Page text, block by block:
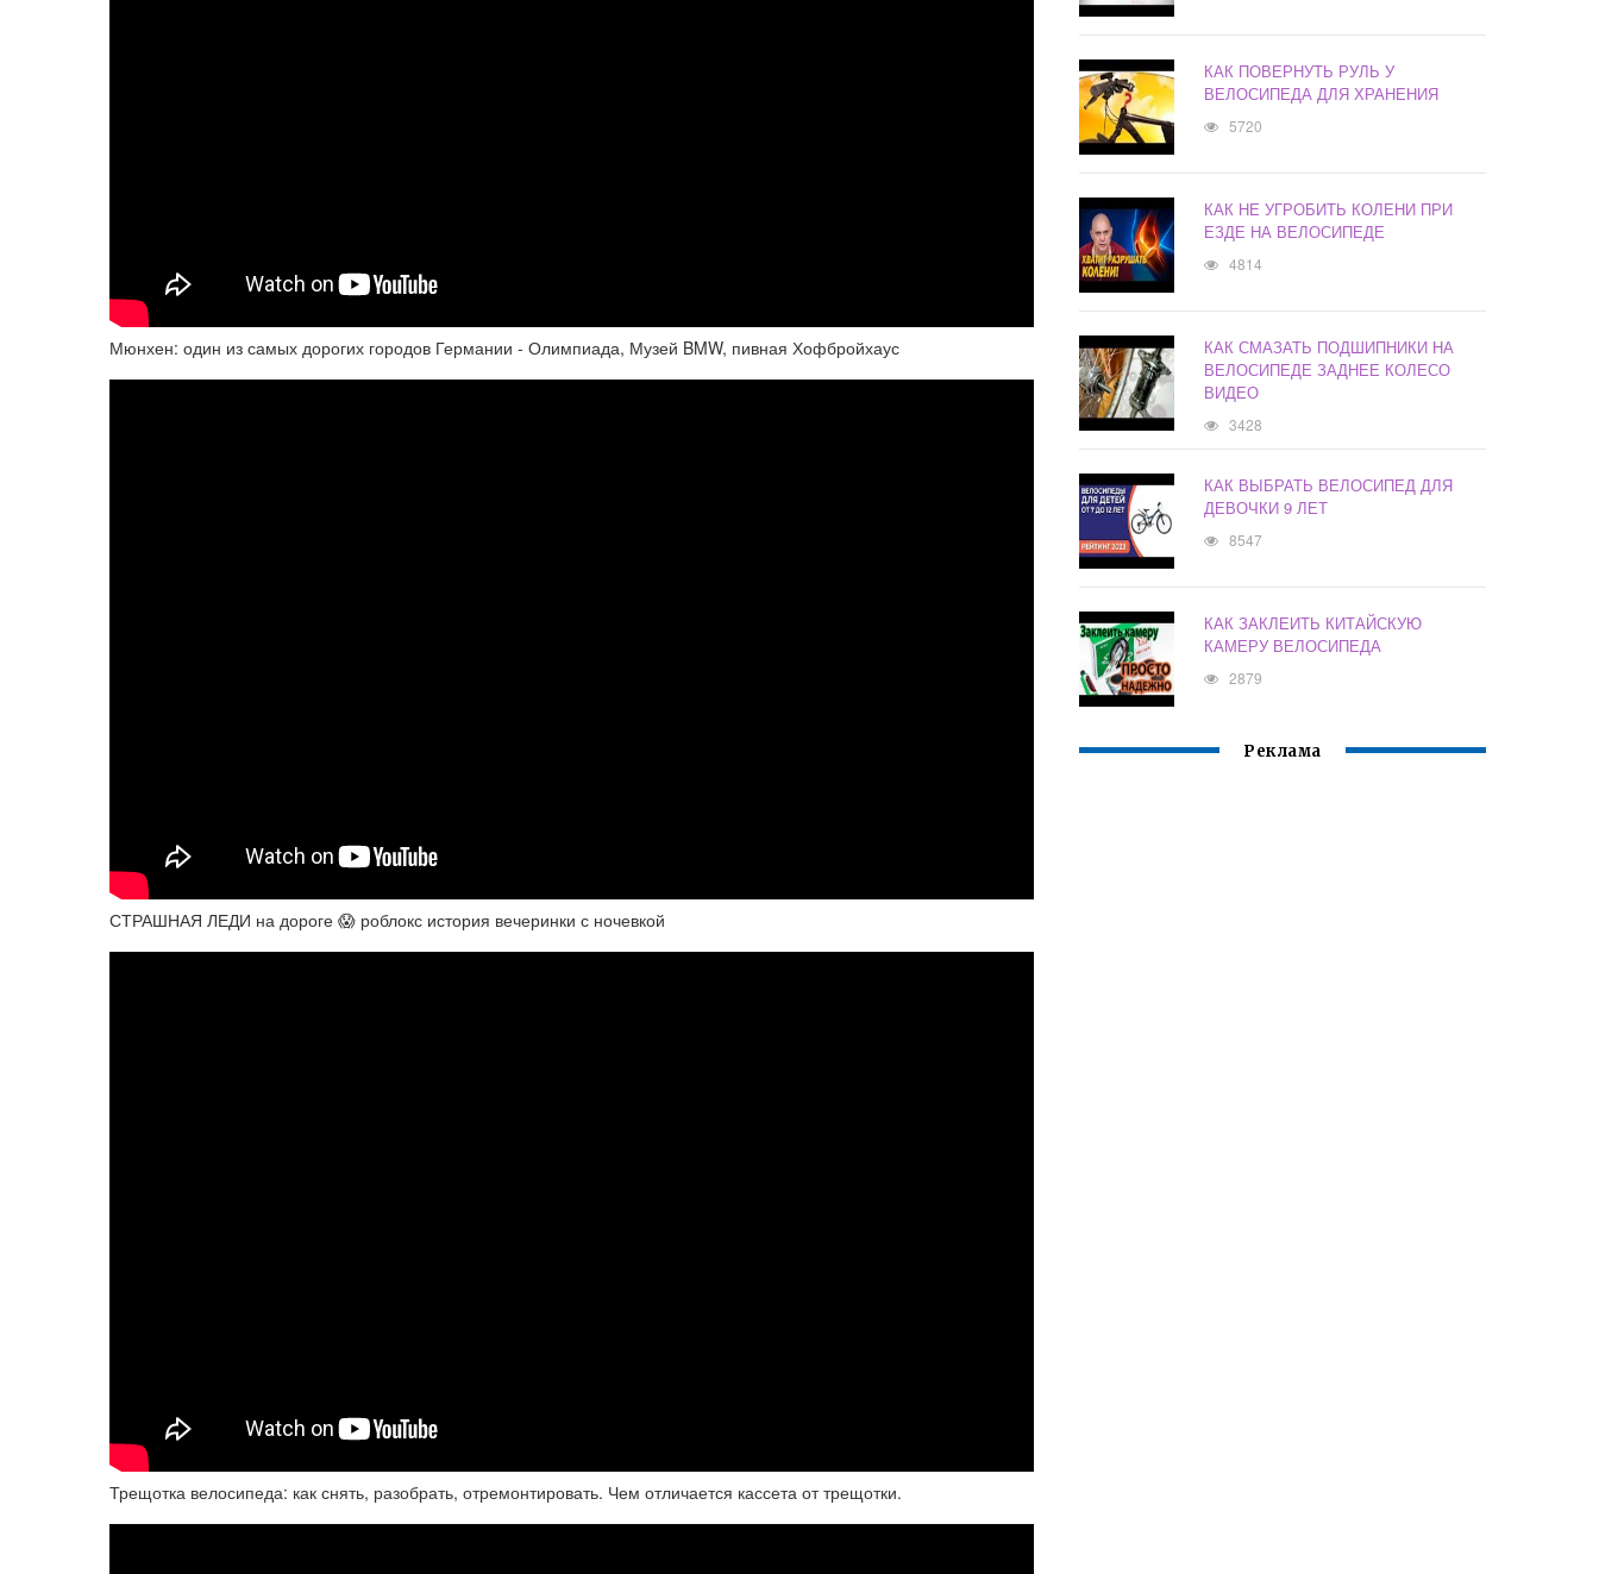
Мюнхен: один из самых дорогих городов Германии - Олимпиада, Музей BMW, пивная Хофбройхаус
СТРАШНАЯ ЛЕДИ на дороге 😱 роблокс история вечеринки с ночевкой
Трещотка велосипеда: как снять, разобрать, отремонтировать. Чем отличается кассета от трещотки.
КАК ПОВЕРНУТЬ РУЛЬ У
ВЕЛОСИПЕДА ДЛЯ ХРАНЕНИЯ
5720
КАК НЕ УГРОБИТЬ КОЛЕНИ ПРИ
ЕЗДЕ НА ВЕЛОСИПЕДЕ
4814
КАК СМАЗАТЬ ПОДШИПНИКИ НА
ВЕЛОСИПЕДЕ ЗАДНЕЕ КОЛЕСО
ВИДЕО
3428
КАК ВЫБРАТЬ ВЕЛОСИПЕД ДЛЯ
ДЕВОЧКИ 9 ЛЕТ
8547
КАК ЗАКЛЕИТЬ КИТАЙСКУЮ
КАМЕРУ ВЕЛОСИПЕДА
2879
Реклама